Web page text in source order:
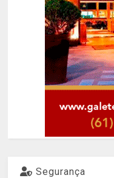
Segurança